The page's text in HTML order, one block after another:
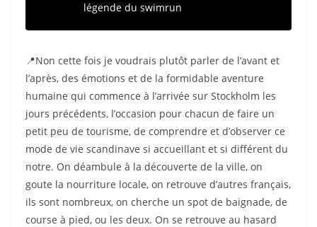
légende du swimrun
📍Non cette fois je voudrais plutôt parler de l’avant et
l’après, des émotions et de la formidable aventure
humaine qui commence à l’arrivée sur Stockholm les
jours précédents, l’occasion pour chacun de faire un
petit peu de tourisme, de comprendre et d’observer ce
mode de vie scandinave si accueillant et si différent du
notre. On déambule à la découverte de la ville, on
goute la nourriture locale, on retrouve d’autres français,
ils sont nombreux, on cherche un spot de baignade, de
course à pied, ou les deux. On se retrouve au hasard